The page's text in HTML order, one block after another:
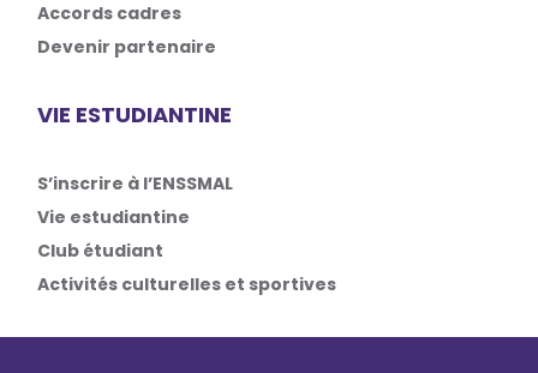
Accords cadres
Devenir partenaire
VIE ESTUDIANTINE
S’inscrire à l’ENSSMAL
Vie estudiantine
Club étudiant
Activités culturelles et sportives